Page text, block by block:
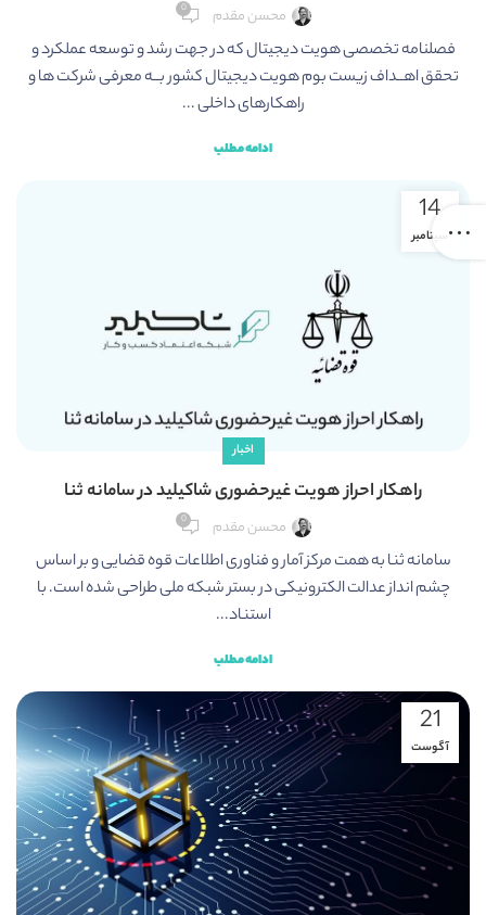
محسن مقدم 0
فصلنامه تخصصی هویت دیجیتال که در جهت رشد و توسعه عملکرد و
تحقق اهــداف زیست بوم هویت دیجیتال کشور بــه معرفی شرکت ها و
راهکارهای داخلی ...
ادامه مطلب
14
سپتامبر
اخبار
راهکار احراز هویت غیرحضوری شاکیلید در سامانه ثنا
محسن مقدم 0
سامانه ثنا به همت مرکز آمار و فناوری اطلاعات قوه قضایی و بر اساس
چشم انداز عدالت الکترونیکی در بستر شبکه ملی طراحی شده است. با
استناد...
ادامه مطلب
21
آگوست